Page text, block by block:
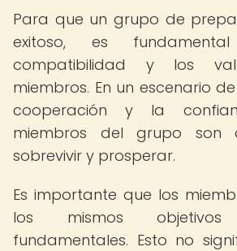
Para que un grupo de
exitoso, es
compatibilidad y los
miembros. En un escenario
cooperación y la
miembros del grupo son
sobrevivir y prosperar.
Es importante que los
los mismos
fundamentales. Esto no